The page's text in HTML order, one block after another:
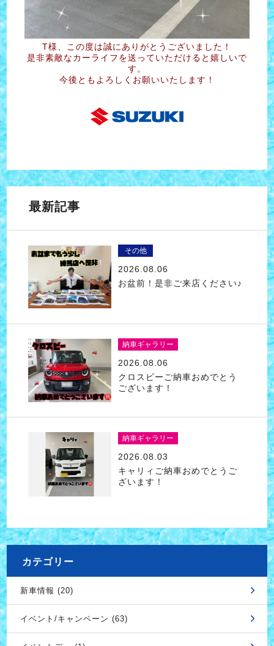
T様、この度は誠にありがとうございました！
是非素敵なカーライフを送っていただけると嬉しいで
す。
今後ともよろしくお願いいたします！
最新記事
その他
2026.08.06
お盆前！是非ご来店ください♪
納車ギャラリー
2026.08.06
クロスビーご納車おめでとう
ございます！
納車ギャラリー
2026.08.03
キャリィご納車おめでとうご
ざいます！
カテゴリー
新車情報 (20)
イベント/キャンペーン (63)